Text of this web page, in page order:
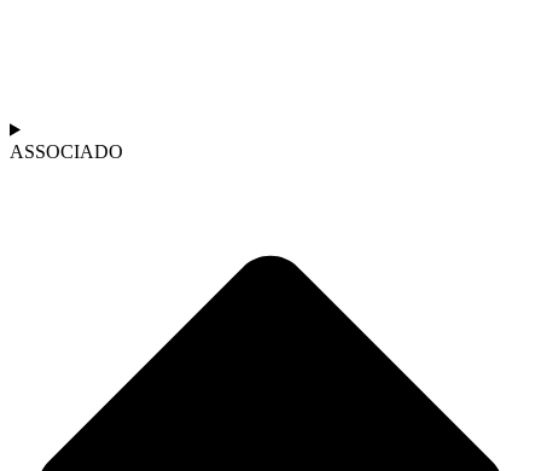
ASSOCIADO